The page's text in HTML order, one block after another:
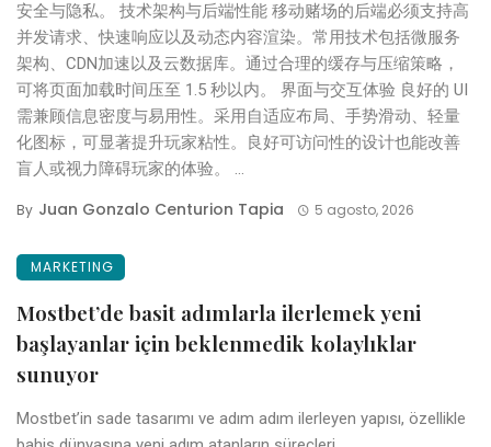
安全与隐私。 技术架构与后端性能 移动赌场的后端必须支持高
并发请求、快速响应以及动态内容渲染。常用技术包括微服务
架构、CDN加速以及云数据库。通过合理的缓存与压缩策略，
可将页面加载时间压至 1.5 秒以内。 界面与交互体验 良好的 UI
需兼顾信息密度与易用性。采用自适应布局、手势滑动、轻量
化图标，可显著提升玩家粘性。良好可访问性的设计也能改善
盲人或视力障碍玩家的体验。 ...
By Juan Gonzalo Centurion Tapia 5 agosto, 2026
MARKETING
Mostbet’de basit adımlarla ilerlemek yeni
başlayanlar için beklenmedik kolaylıklar
sunuyor
Mostbet’in sade tasarımı ve adım adım ilerleyen yapısı, özellikle